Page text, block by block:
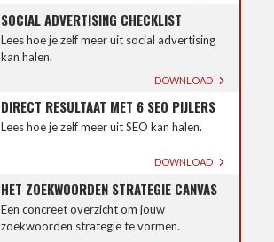
SOCIAL ADVERTISING CHECKLIST
Lees hoe je zelf meer uit social advertising
kan halen.
DOWNLOAD
DIRECT RESULTAAT MET 6 SEO PIJLERS
Lees hoe je zelf meer uit SEO kan halen.
DOWNLOAD
HET ZOEKWOORDEN STRATEGIE CANVAS
Een concreet overzicht om jouw
zoekwoorden strategie te vormen.